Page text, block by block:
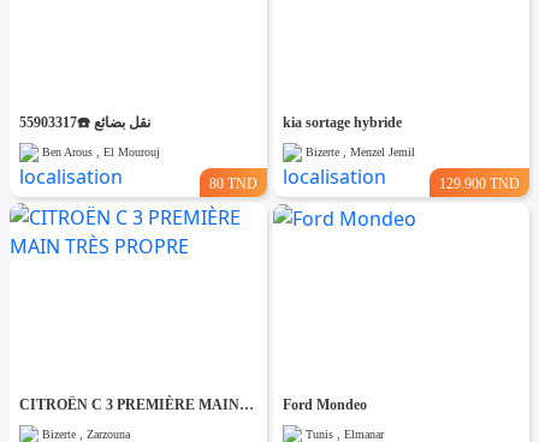
نقل بضائع ☎️55903317
Ben Arous , El Mourouj
80 TND
kia sortage hybride
Bizerte , Menzel Jemil
129.900 TND
CITROËN C 3 PREMIÈRE MAIN TRÈS PROPRE
Bizerte , Zarzouna
Ford Mondeo
Tunis , Elmanar